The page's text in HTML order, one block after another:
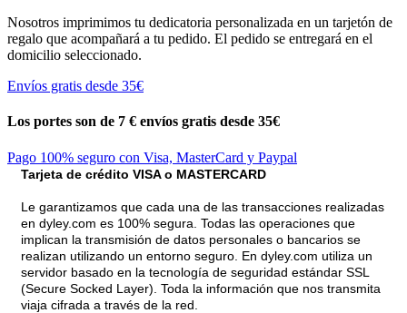
Nosotros imprimimos tu dedicatoria personalizada en un tarjetón de
regalo que acompañará a tu pedido. El pedido se entregará en el
domicilio seleccionado.
Envíos gratis desde 35€
Los portes son de 7 € envíos gratis desde 35€
Pago 100% seguro con Visa, MasterCard y Paypal
Tarjeta de crédito VISA o MASTERCARD
Le garantizamos que cada una de las transacciones realizadas
en dyley.com es 100% segura. Todas las operaciones que
implican la transmisión de datos personales o bancarios se
realizan utilizando un entorno seguro. En dyley.com utiliza un
servidor basado en la tecnología de seguridad estándar SSL
(Secure Socked Layer). Toda la información que nos transmita
viaja cifrada a través de la red.